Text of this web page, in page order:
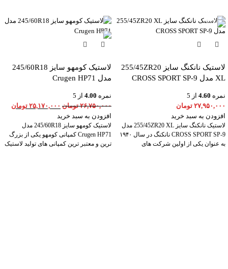
لاستیک نانکنگ سایز 255/45ZR20
XL مدل CROSS SPORT SP-9
نمره 4.60 از 5
۲۷,۹۵۰,۰۰۰ تومان
افزودن به سبد خرید
لاستیک نانکنگ سایز 255/45ZR20 XL مدل
CROSS SPORT SP-9 نانکنگ در سال ۱۹۴۰
به عنوان یکی از اولین شرکت های
-6%
لاستیک کومهو سایز 245/60R18
مدل Crugen HP71
نمره 4.00 از 5
۲۶,۷۵۰,۰۰۰ تومان ۲۵,۱۷۰,۰۰۰ تومان
افزودن به سبد خرید
لاستیک کومهو سایز 245/60R18 مدل
Crugen HP71 کمپانی کومهو یکی از بزرگ
ترین و معتبر ترین کمپانی های تولید لاستیک